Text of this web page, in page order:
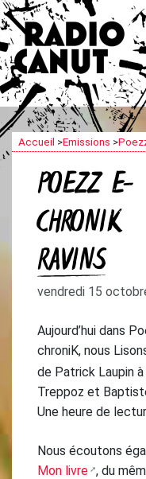
Accueil >Emissions >
POEZZ E-
CHRONIK
RAVINS
vendredi 15
Aujourd’hui dans
chroniK, nous
de Patrick Laupin à
Treppoz et
Une heure de
Nous écoutons
Mon livre , du